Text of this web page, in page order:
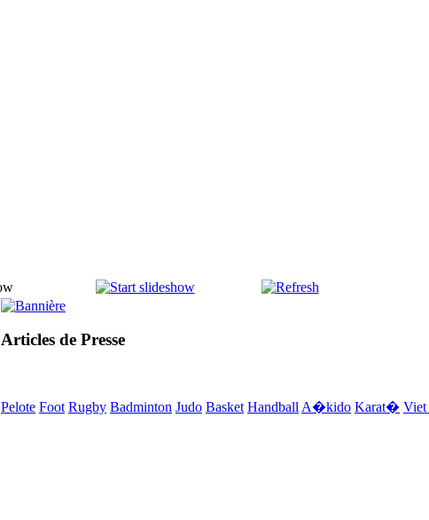
Articles de Presse
Pelote Foot Rugby Badminton Judo Basket Handball A�kido Karat� Viet